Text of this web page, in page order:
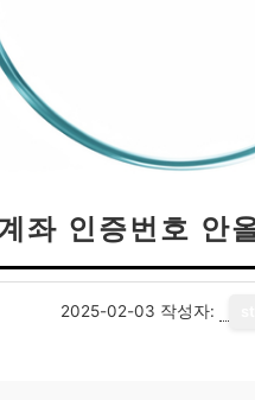
좌 인증번호 안
2025-02-03 작성자: